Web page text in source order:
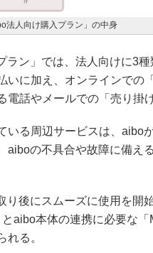
法人向け購入プラン」の中身
ラン」では、法人向けに3
いに加え、オンラインでの
電話やメールでの「売り掛
いる周辺サービスは、aibo
aiboの不具合や故障に備え
り後にスムーズに使用を開
aibo本体の連携に必要な
れる。